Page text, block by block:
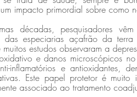
impacto primordial sobre como
décadas, pesquisadores
das especiarias açafrão da terra
muitos estudos observaram a
e danos microscópicos
inflamatórios e antioxidantes,
Este papel protetor é
associado ao tratamento